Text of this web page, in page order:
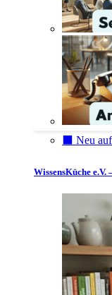
⬛️ Neu
WissensKüche